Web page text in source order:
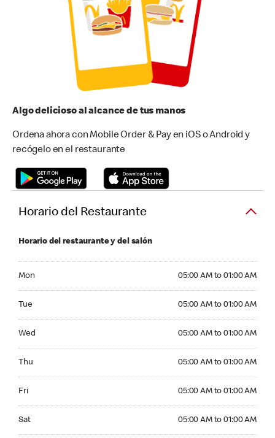
Algo delicioso al alcance de tus manos
Ordena ahora con Mobile Order & Pay en iOS o Android y
recógelo en el restaurante
Horario del Restaurante
Horario del restaurante y del salón
Mon 05:00 AM to 01:00 AM
Tue 05:00 AM to 01:00 AM
Wed 05:00 AM to 01:00 AM
Thu 05:00 AM to 01:00 AM
Fri 05:00 AM to 01:00 AM
Sat 05:00 AM to 01:00 AM